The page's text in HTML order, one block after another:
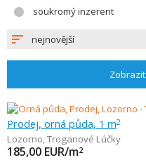
soukromý inzerent
nejnovější
Zobrazit
Prodej, orná půda, 1 m2
Lozorno,Troganové Lúčky
185,00 EUR/m2